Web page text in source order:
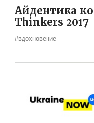
Айдентика
Thinkers 2017
#вдохновение